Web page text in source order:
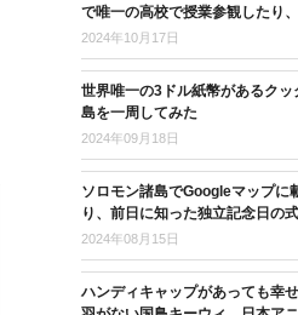
で唯一の高校で授業参観したり
2024年10月17日
世界唯一の3ドル紙幣があるク
島を一周してみた
2024年09月18日
ソロモン諸島でGoogleマップに
り、前日に知った独立記念日の
2024年08月15日
ハンディキャップがあっても幸